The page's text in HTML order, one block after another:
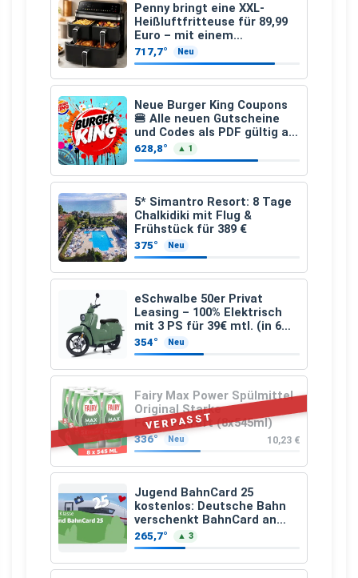
Penny bringt eine XXL-
Heißluftfritteuse für 89,99
Euro – mit einem
besonderen Vorteil
717,7° Neu
Neue Burger King Coupons
🍔 Alle neuen Gutscheine
und Codes als PDF gültig ab
25.07.2026 bis 04.09.2026
628,8° ▲ 1
5* Simantro Resort: 8 Tage
Chalkidiki mit Flug &
Frühstück für 389 €
375° Neu
eSchwalbe 50er Privat
Leasing – 100% Elektrisch
mit 3 PS für 39€ mtl. (in 6
schicken Farben LF: 0.43, 36
Monate, Bereitstellung:
159,00 €, 2.500 km/Jahr)
354° Neu
VERPASST
Fairy Max Power Spülmittel
Original Starke
Fettlösekraft (8x545ml)
336° Neu 10,23 €
Jugend BahnCard 25
kostenlos: Deutsche Bahn
verschenkt BahnCard an
Kinder und Jugendliche
265,7° ▲ 3